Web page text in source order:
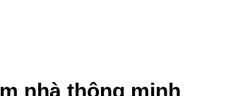
nhà thông minh